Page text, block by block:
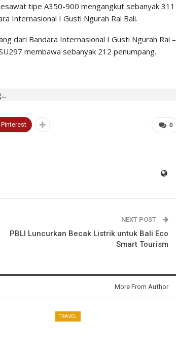
tipe A350-900 mengangkut sebanyak 311
Internasional I Gusti Ngurah Rai Bali.
dari Bandara Internasional I Gusti Ngurah Rai –
membawa sebanyak 212 penumpang.
0
Pinterest
NEXT POST
PBLI Luncurkan Becak Listrik untuk Bali Eco
Smart Tourism
More From Author
TRAVEL